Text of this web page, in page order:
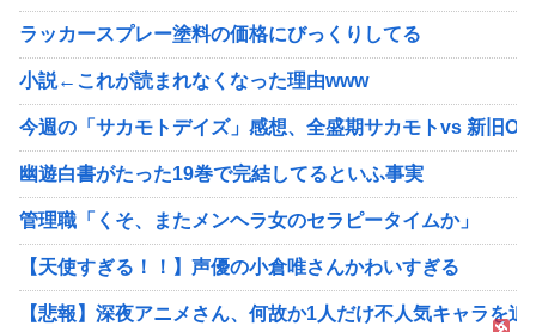
ラッカースプレー塗料の価格にびっくりしてる
小説←これが読まれなくなった理由www
今週の「サカモトデイズ」感想、全盛期サカモトvs 新旧
幽遊白書がたった19巻で完結してるといふ事実
管理職「くそ、またメンヘラ女のセラピータイムか」
【天使すぎる！！】声優の小倉唯さんかわいすぎる
【悲報】深夜アニメさん、何故か1人だけ不人気キャラを